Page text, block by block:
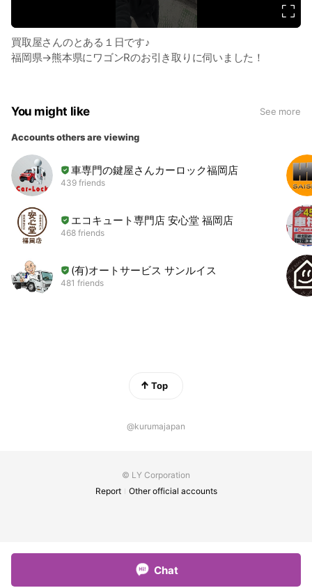
買取屋さんのとある１日です♪
福岡県→熊本県にワゴンRのお引き取りに伺いました！
You might like See more
Accounts others are viewing
車専門の鍵屋さんカーロック福岡店
439 friends
エコキュート専門店 安心堂 福岡店
468 friends
(有)オートサービス サンルイス
481 friends
Top
@kurumajapan
© LY Corporation
Report
Other official accounts
Chat